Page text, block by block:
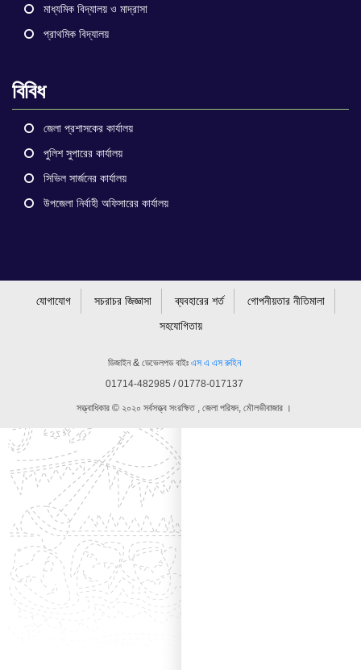
মাধ্যমিক বিদ্যালয় ও মাদ্রাসা
প্রাথমিক বিদ্যালয়
বিবিধ
জেলা প্রশাসকের কার্যালয়
পুলিশ সুপারের কার্যালয়
সিভিল সার্জনের কার্যালয়
উপজেলা নির্বাহী অফিসারের কার্যালয়
যোগাযোগ সচরাচর জিজ্ঞাসা ব্যবহারের শর্ত
গোপনীয়তার নীতিমালা
সহযোগিতায়
ডিজাইন & ডেভেলপড বাইঃ এস এ এস রুহিন
01714-482985 / 01778-017137
সত্ত্বাধিকার © ২০২০ সর্বসত্ত্ব সংরক্ষিত , জেলা পরিষদ, মৌলভীবাজার ।